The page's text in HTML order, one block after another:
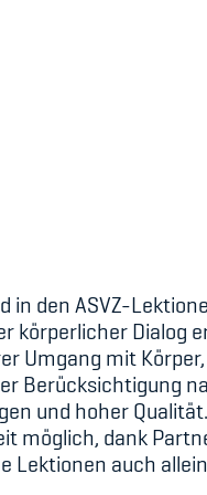
Sport
in den ASVZ-
körperlicher Dialog
Umgang mit
Berücksichtigung
und hoher
möglich, dank
Lektionen auch